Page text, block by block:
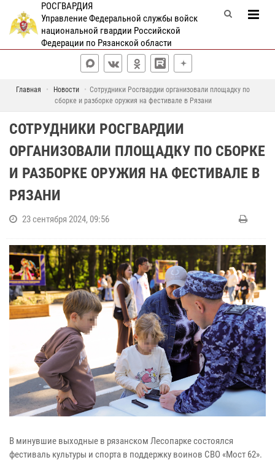
РОСГВАРДИЯ
Управление Федеральной службы войск
национальной гвардии Российской
Федерации по Рязанской области
Главная Новости
Сотрудники Росгвардии организовали площадку по
сборке и разборке оружия на фестивале в Рязани
СОТРУДНИКИ РОСГВАРДИИ
ОРГАНИЗОВАЛИ ПЛОЩАДКУ ПО СБОРКЕ
И РАЗБОРКЕ ОРУЖИЯ НА ФЕСТИВАЛЕ В
РЯЗАНИ
23 сентября 2024, 09:56
В минувшие выходные в рязанском Лесопарке состоялся
фестиваль культуры и спорта в поддержку воинов СВО «Мост 62».